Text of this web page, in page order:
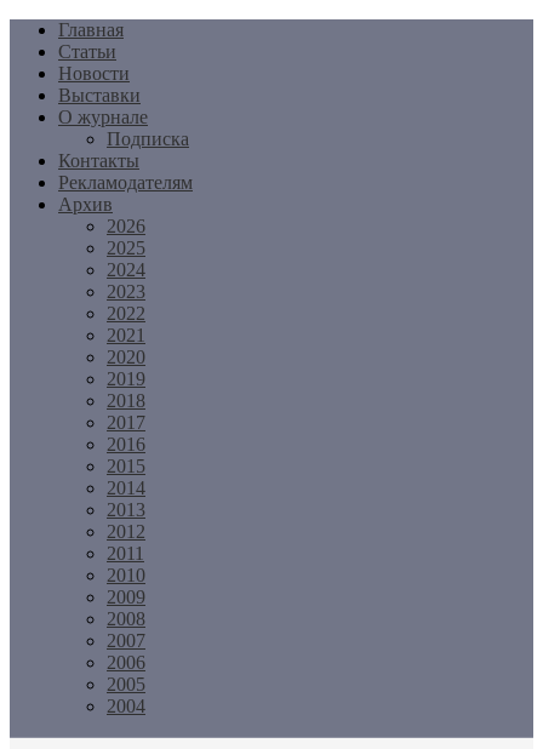
Перейти
содержимому
Главная
Статьи
Новости
Выставки
О журнале
Подписка
Контакты
Рекламодателям
Архив
2026
2025
2024
2023
2022
2021
2020
2019
2018
2017
2016
2015
2014
2013
2012
2011
2010
2009
2008
2007
2006
2005
2004